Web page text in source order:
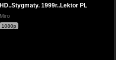
HD..Stygmaty. 1999r..Lektor PL
Miro
1080p